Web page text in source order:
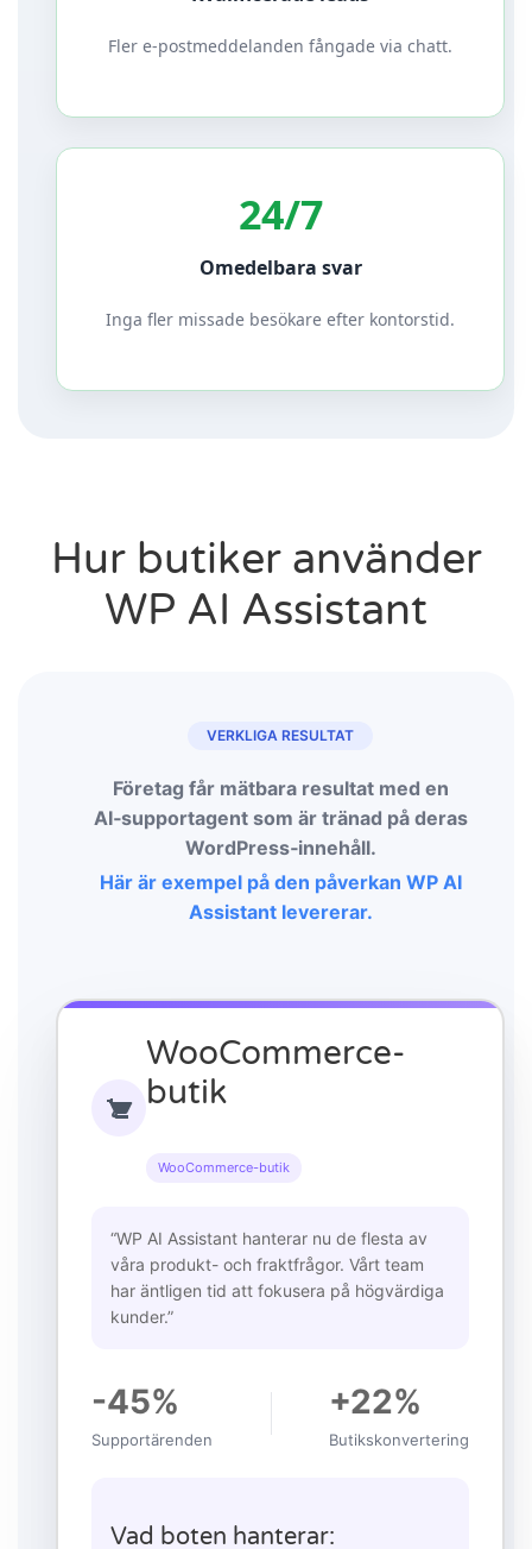
Fler e‑postmeddelanden fångade via chatt.
24/7
Omedelbara svar
Inga fler missade besökare efter kontorstid.
Hur butiker använder
WP AI Assistant
VERKLIGA RESULTAT
Företag får mätbara resultat med en
AI‑supportagent som är tränad på deras
WordPress‑innehåll.
Här är exempel på den påverkan WP AI
Assistant levererar.
WooCommerce-
butik
WooCommerce-butik
“WP AI Assistant hanterar nu de flesta av
våra produkt- och fraktfrågor. Vårt team
har äntligen tid att fokusera på högvärdiga
kunder.”
-45%
Supportärenden
+22%
Butikskonvertering
Vad boten hanterar: